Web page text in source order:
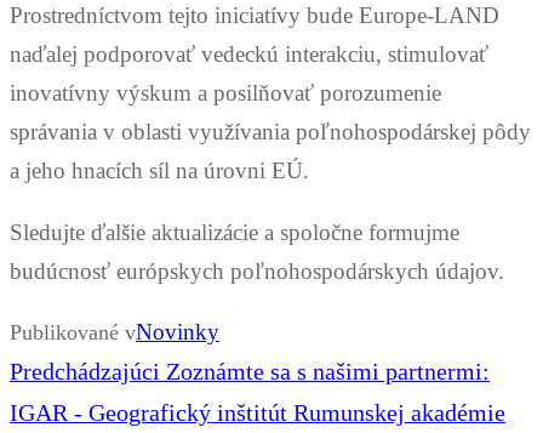
Prostredníctvom tejto iniciatívy bude Europe-LAND
naďalej podporovať vedeckú interakciu, stimulovať
inovatívny výskum a posilňovať porozumenie
správania v oblasti využívania poľnohospodárskej pôdy
a jeho hnacích síl na úrovni EÚ.
Sledujte ďalšie aktualizácie a spoločne formujme
budúcnosť európskych poľnohospodárskych údajov.
Publikované vNovinky
Navigácia
v
Predchádzajúci Predchádzajúci
článok:
Zoznámte sa s našimi partnermi:
IGAR - Geografický inštitút Rumunskej akadémie